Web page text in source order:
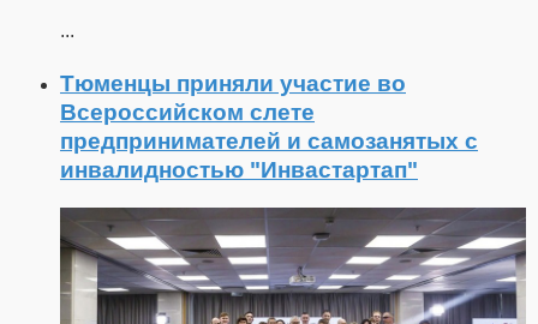
...
Тюменцы приняли участие во
Всероссийском слете
предпринимателей и самозанятых с
инвалидностью "Инвастартап"